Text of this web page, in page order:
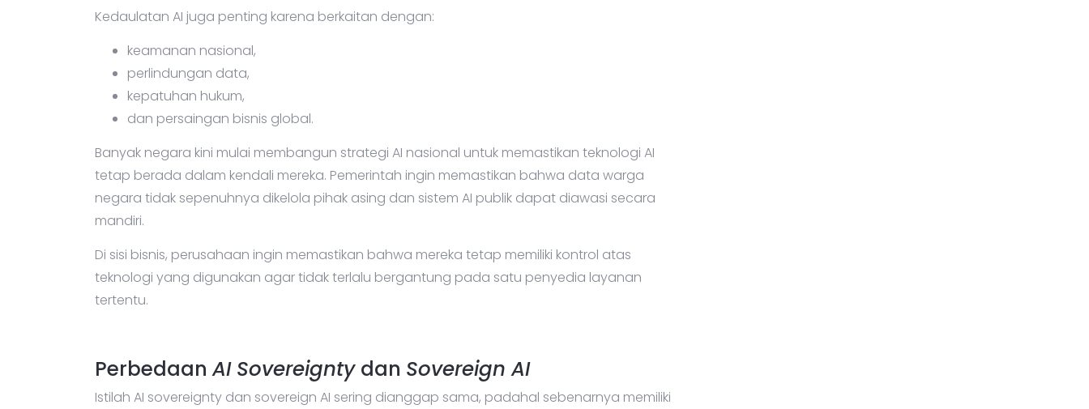
Kedaulatan AI juga penting karena berkaitan dengan:
keamanan nasional,
perlindungan data,
kepatuhan hukum,
dan persaingan bisnis global.
Banyak negara kini mulai membangun strategi AI nasional untuk memastikan teknologi AI
tetap berada dalam kendali mereka. Pemerintah ingin memastikan bahwa data warga
negara tidak sepenuhnya dikelola pihak asing dan sistem AI publik dapat diawasi secara
mandiri.
Di sisi bisnis, perusahaan ingin memastikan bahwa mereka tetap memiliki kontrol atas
teknologi yang digunakan agar tidak terlalu bergantung pada satu penyedia layanan
tertentu.
PerbedaanAI Sovereignty dan Sovereign AI
Istilah AI sovereignty dan sovereign AI sering dianggap sama, padahal sebenarnya memiliki